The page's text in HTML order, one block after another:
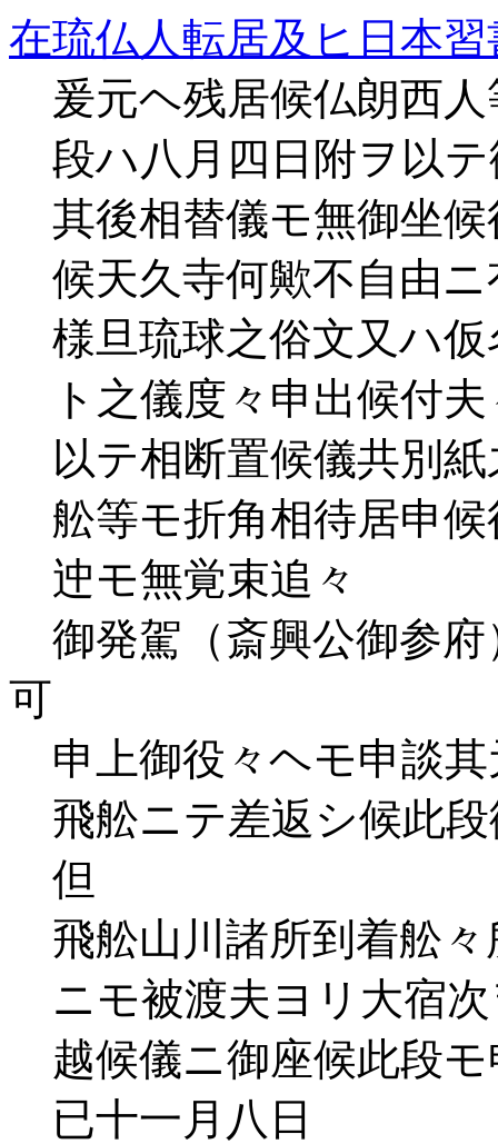
在琉仏人転居及ヒ日本
爰元ヘ残居候仏朗西人
段ハ八月四日附ヲ以テ
其後相替儀モ無御坐候
候天久寺何歟不自由ニ
様旦琉球之俗文又ハ仮
ト之儀度々申出候付夫
以テ相断置候儀共別紙
舩等モ折角相待居申候
迚モ無覚束追々
御発駕（斎興公御参府
可
申上御役々ヘモ申談其
飛舩ニテ差返シ候此段
但
飛舩山川諸所到着舩々
ニモ被渡夫ヨリ大宿次
越候儀ニ御座候此段モ
已十一月八